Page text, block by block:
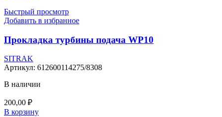
Быстрый просмотр
Добавить в избранное
Прокладка турбины подача WP10
SITRAK
Артикул: 612600114275/8308
В наличии
200,00 ₽
В корзину